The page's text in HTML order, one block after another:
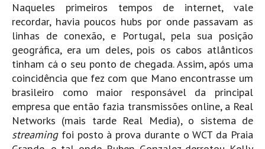
Naqueles primeiros tempos de internet, vale
recordar, havia poucos hubs por onde passavam as
linhas de conexão, e Portugal, pela sua posição
geográfica, era um deles, pois os cabos atlânticos
tinham cá o seu ponto de chegada. Assim, após uma
coincidência que fez com que Mano encontrasse um
brasileiro como maior responsável da principal
empresa que então fazia transmissões online, a Real
Networks (mais tarde Real Media), o sistema de
streamingfoi posto à prova durante o WCT da Praia